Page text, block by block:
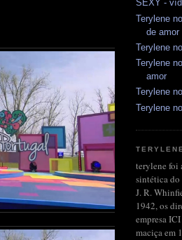
SEXY -
Terylene
de amor
Terylene
Terylene
amor
Terylene
Terylene
TERYLENE
terylene foi
sintética
J. R.
1942, os
empresa
maciça em